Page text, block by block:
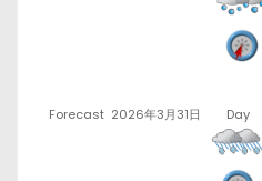
Forecast 2026年3月31日 Day